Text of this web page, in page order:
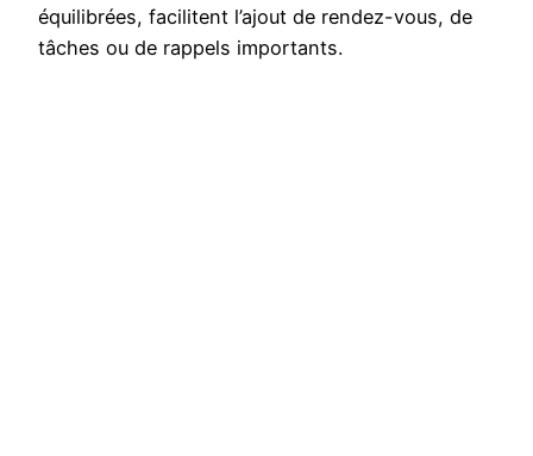
équilibrées, facilitent l’ajout de rendez-vous, de
tâches ou de rappels importants.